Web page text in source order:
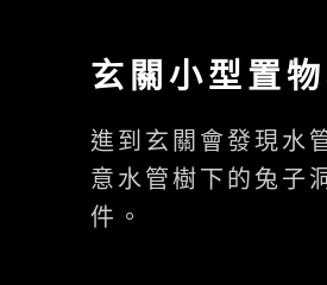
玄關小型置
進到玄關會發現水
意水管樹下的兔子
件。